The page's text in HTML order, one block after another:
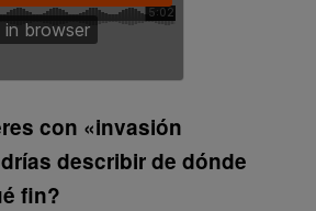
con «invasión
describir de dónde
fin?